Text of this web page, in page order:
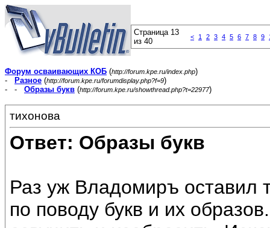
Страница 13
из 40
< 1 2 3 4 5 6 7 8 9
Форум осваивающих КОБ (http://forum.kpe.ru/index.php)
-
Разное (http://forum.kpe.ru/forumdisplay.php?f=9)
- - Образы букв (http://forum.kpe.ru/showthread.php?t=22977)
тихонова
Ответ: Образы букв
Раз уж Владомиръ оставил
по поводу букв и их